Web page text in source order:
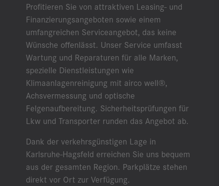
Profitieren Sie von attraktiven Leasing- und
Finanzierungsangeboten sowie einem
umfangreichen Serviceangebot, das keine
Wünsche offenlässt. Unser Service umfasst
Wartung und Reparaturen für alle Marken,
spezielle Dienstleistungen wie
Klimaanlagenreinigung mit airco well®,
Achsvermessung und optische
Felgenaufbereitung. Sicherheitsprüfungen für
Lkw und Transporter runden das Angebot ab.
Dank der verkehrsgünstigen Lage in
Karlsruhe-Hagsfeld erreichen Sie uns bequem
aus der gesamten Region. Parkplätze stehen
direkt vor Ort zur Verfügung.